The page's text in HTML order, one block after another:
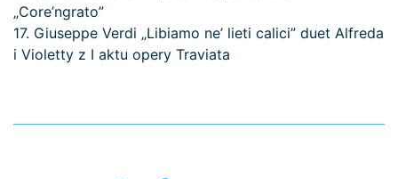
„Core’ngrato”
17. Giuseppe Verdi „Libiamo ne’ lieti calici” duet Alfreda
i Violetty z I aktu opery Traviata